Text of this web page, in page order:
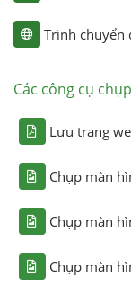
Trình chuyển
Các công cụ
Lưu trang
Chụp màn
Chụp màn
Chụp màn